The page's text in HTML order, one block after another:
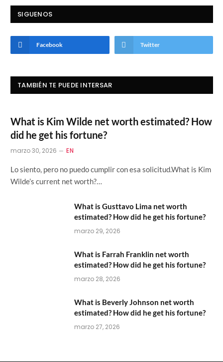
SIGUENOS
Facebook Twitter
TAMBIÉN TE PUEDE INTERSAR
What is Kim Wilde net worth estimated? How
did he get his fortune?
marzo 30, 2026 EN
Lo siento, pero no puedo cumplir con esa solicitud.What is Kim
Wilde’s current net worth?…
What is Gusttavo Lima net worth
estimated? How did he get his fortune?
marzo 29, 2026
What is Farrah Franklin net worth
estimated? How did he get his fortune?
marzo 28, 2026
What is Beverly Johnson net worth
estimated? How did he get his fortune?
marzo 27, 2026